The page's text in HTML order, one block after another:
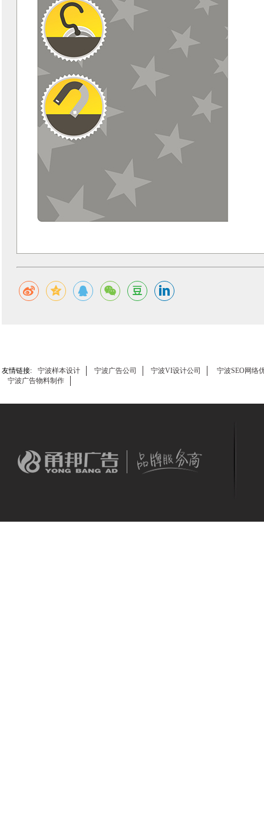
友情链接: 宁波样本设计 宁波广告公司 宁波VI设计公司
宁波SEO网络
宁波广告物料制作